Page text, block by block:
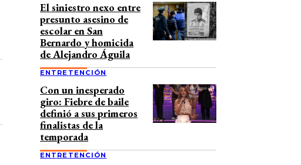
El siniestro nexo entre
presunto asesino de
escolar en San
Bernardo y homicida
de Alejandro Águila
ENTRETENCIÓN
Con un inesperado
giro: Fiebre de baile
definió a sus primeros
finalistas de la
temporada
ENTRETENCIÓN